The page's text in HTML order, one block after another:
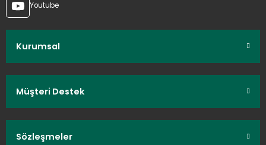
Youtube
Kurumsal
Müşteri Destek
Sözleşmeler